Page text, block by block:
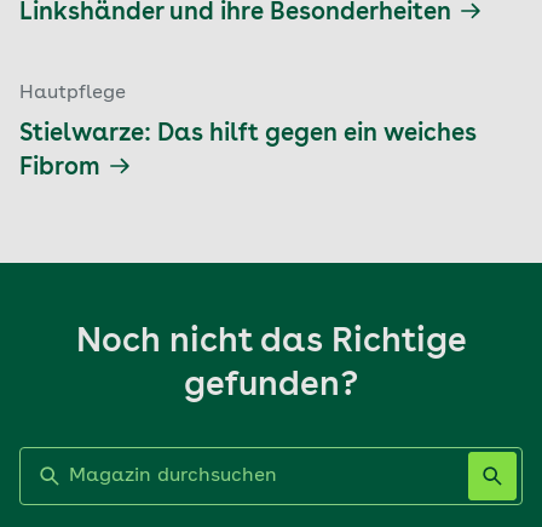
Linkshänder und ihre Besonderheiten
Hautpflege
Stielwarze: Das hilft gegen ein weiches
Fibrom
Noch nicht das Richtige
gefunden?